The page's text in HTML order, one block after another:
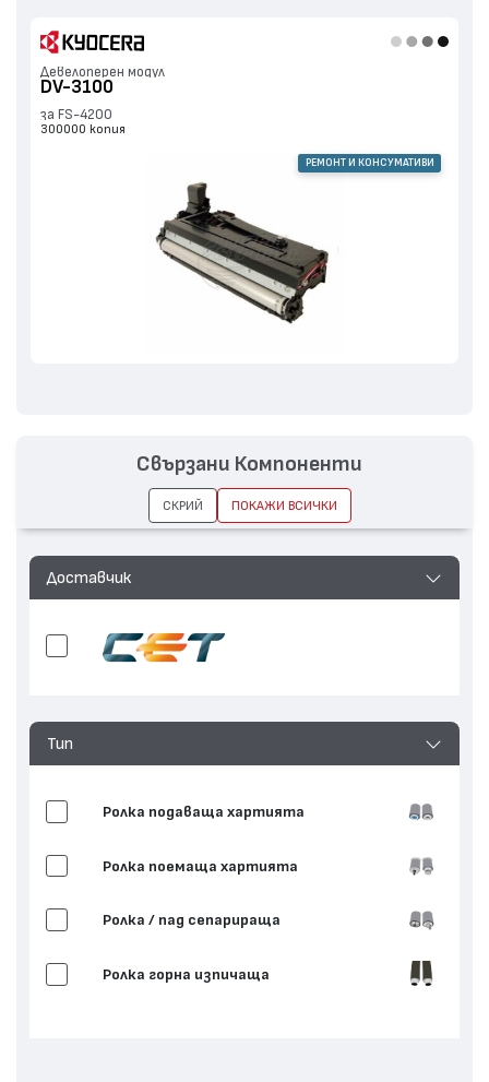
Девелоперен модул
DV-3100
за FS-4200
300000 копия
РЕМОНТ И КОНСУМАТИВИ
Доставчик
Тип
Ролка подаваща хартията
Ролка поемаща хартията
Ролка / пад сепарираща
Ролка горна изпичаща
Свързани Компоненти
СКРИЙ ПОКАЖИ ВСИЧКИ